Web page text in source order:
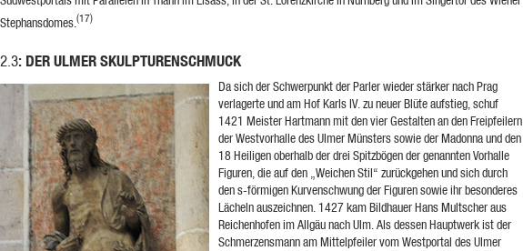
Stephansdomes. (17)
2.3: DER ULMER SKULPTURENSCHMUCK
Da sich der Schwerpunkt der Parler wieder stärker nach Prag
verlagerte und am Hof Karls IV. zu neuer Blüte aufstieg, schuf
1421 Meister Hartmann mit den vier Gestalten an den Freipfeilern
der Westvorhalle des Ulmer Münsters sowie der Madonna und den
18 Heiligen oberhalb der drei Spitzbögen der genannten Vorhalle
Figuren, die auf den „Weichen Stil“ zurückgehen und sich durch
den s-förmigen Kurvenschwung der Figuren sowie ihr besonderes
Lächeln auszeichnen. 1427 kam Bildhauer Hans Multscher aus
Reichenhofen im Allgäu nach Ulm. Als dessen Hauptwerk ist der
Schmerzensmann am Mittelpfeiler vom Westportal des Ulmer